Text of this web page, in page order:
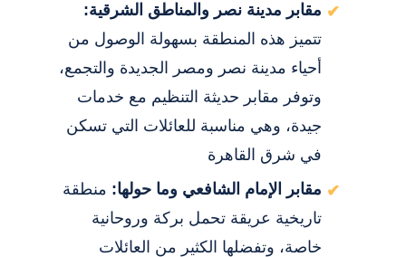
مقابر مدينة نصر والمناطق الشرقية:
تتميز هذه المنطقة بسهولة الوصول من
أحياء مدينة نصر ومصر الجديدة والتجمع،
وتوفر مقابر حديثة التنظيم مع خدمات
جيدة، وهي مناسبة للعائلات التي تسكن
في شرق القاهرة
مقابر الإمام الشافعي وما حولها: منطقة
تاريخية عريقة تحمل بركة وروحانية
خاصة، وتفضلها الكثير من العائلات